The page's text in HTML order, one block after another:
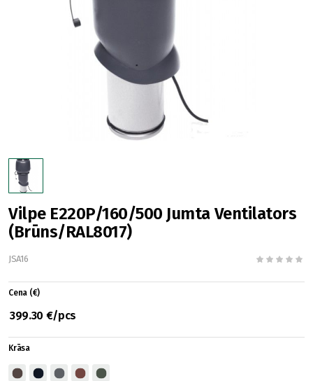
Vilpe E220P/160/500 Jumta Ventilators
(Brūns/RAL8017)
JSA16
Cena (€)
399.30 €/pcs
Krāsa